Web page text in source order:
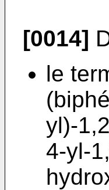
[0014]
le
yl)-
4-yl-